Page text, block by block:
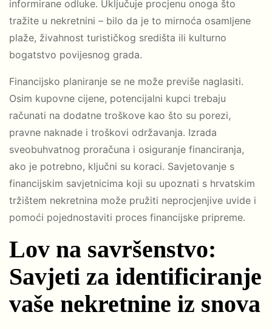
informirane odluke. Uključuje procjenu onoga što
tražite u nekretnini – bilo da je to mirnoća osamljene
plaže, živahnost turističkog središta ili kulturno
bogatstvo povijesnog grada.
Financijsko planiranje se ne može previše naglasiti.
Osim kupovne cijene, potencijalni kupci trebaju
računati na dodatne troškove kao što su porezi,
pravne naknade i troškovi održavanja. Izrada
sveobuhvatnog proračuna i osiguranje financiranja,
ako je potrebno, ključni su koraci. Savjetovanje s
financijskim savjetnicima koji su upoznati s hrvatskim
tržištem nekretnina može pružiti neprocjenjive uvide i
pomoći pojednostaviti proces financijske pripreme.
Lov na savršenstvo:
Savjeti za identificiranje
vaše nekretnine iz snova